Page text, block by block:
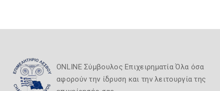
ONLINE Σύμβουλος Επιχειρηματία Όλα όσα
αφορούν την ίδρυση και την λειτουργία της